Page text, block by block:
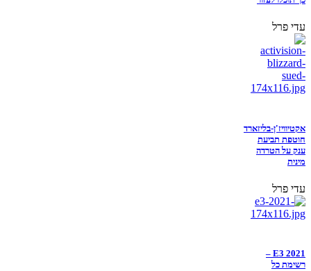
עדי פרל
אקטיוויז'ן-בליזארד
חוטפת תביעת
ענק על הטרדה
מינית
עדי פרל
E3 2021 –
רשימת כל